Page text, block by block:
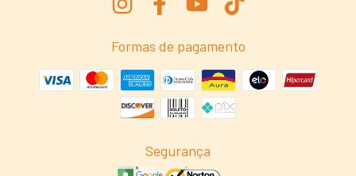
Formas de pagamento
Segurança